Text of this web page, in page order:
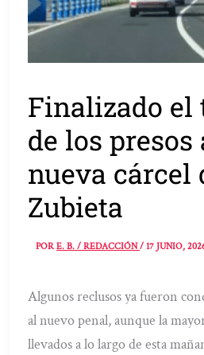
Finalizado el
de los presos
nueva cárcel
Zubieta
PORE. B. / REDACCIÓN/17 JUNIO,
Algunos reclusos ya fueron
al nuevo penal, aunque la
llevados a lo largo de esta